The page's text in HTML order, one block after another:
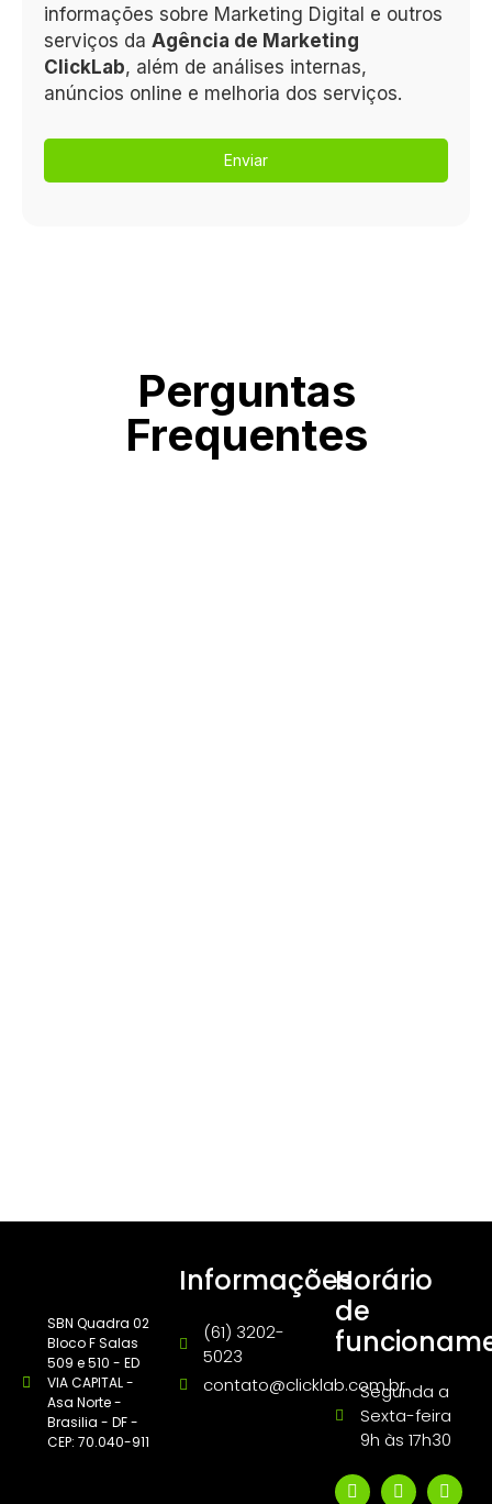
informações sobre Marketing Digital e outros
serviços da Agência de Marketing
ClickLab, além de análises internas,
anúncios online e melhoria dos serviços.
Enviar
Perguntas
Frequentes
SBN Quadra 02
Bloco F Salas
509 e 510 - ED
VIA CAPITAL -
Asa Norte -
Brasilia - DF -
CEP: 70.040-911
Informações
(61) 3202-
5023
contato@clicklab.com.br
Horário
de
Segunda a
Sexta-feira
9h às 17h30